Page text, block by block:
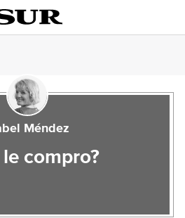
Méndez
le compro?